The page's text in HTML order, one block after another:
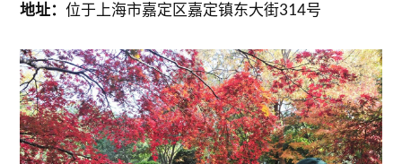
地址：位于上海市嘉定区嘉定镇东大街314号